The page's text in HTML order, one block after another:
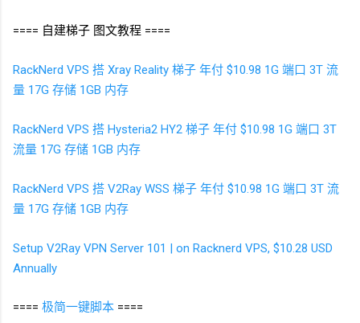
==== 自建梯子 图文教程 ====
RackNerd VPS 搭 Xray Reality 梯子 年付 $10.98 1G 端口 3T 流
量 17G 存储 1GB 内存
RackNerd VPS 搭 Hysteria2 HY2 梯子 年付 $10.98 1G 端口 3T
流量 17G 存储 1GB 内存
RackNerd VPS 搭 V2Ray WSS 梯子 年付 $10.98 1G 端口 3T 流
量 17G 存储 1GB 内存
Setup V2Ray VPN Server 101 | on Racknerd VPS, $10.28 USD
Annually
==== 极简一键脚本 ====